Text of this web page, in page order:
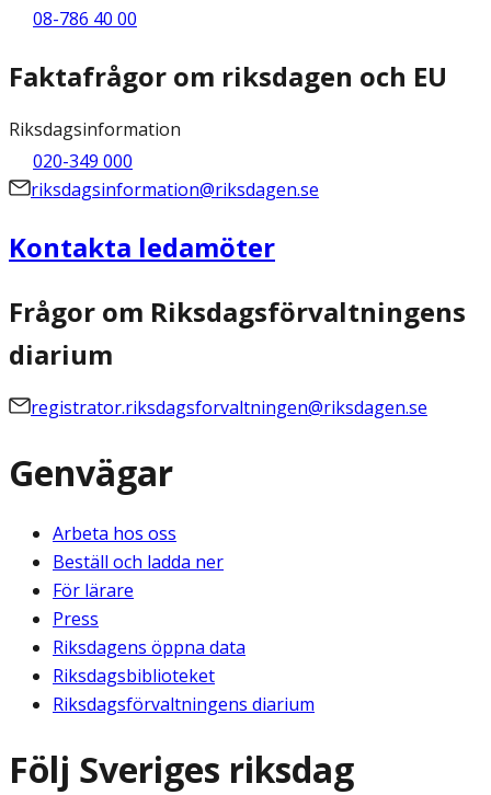
08-786 40 00
Faktafrågor om riksdagen och EU
Riksdagsinformation
020-349 000
riksdagsinformation@riksdagen.se
Kontakta ledamöter
Frågor om Riksdagsförvaltningens
diarium
registrator.riksdagsforvaltningen@riksdagen.se
Genvägar
Arbeta hos oss
Beställ och ladda ner
För lärare
Press
Riksdagens öppna data
Riksdagsbiblioteket
Riksdagsförvaltningens diarium
Följ Sveriges riksdag